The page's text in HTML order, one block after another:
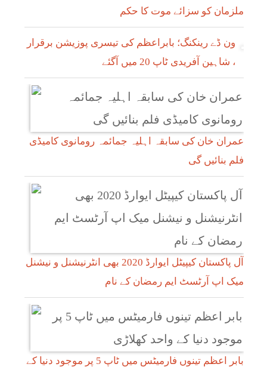
ملزمان کو سزائے موت کا حکم
ون ڈے رینکنگ؛ بابراعظم کی تیسری پوزیشن برقرار
، شاہین آفریدی ٹاپ 20 میں آگئے
عمران خان کی سابقہ اہلیہ جمائمہ رومانوی کامیڈی
فلم بنائیں گی
آل پاکستان کیپیٹل ایوارڈ 2020 بھی انٹرنیشنل و نیشنل
میک اپ آرٹسٹ ایم رمضان کے نام
بابر اعظم تینوں فارمیٹس میں ٹاپ 5 پر موجود دنیا کے